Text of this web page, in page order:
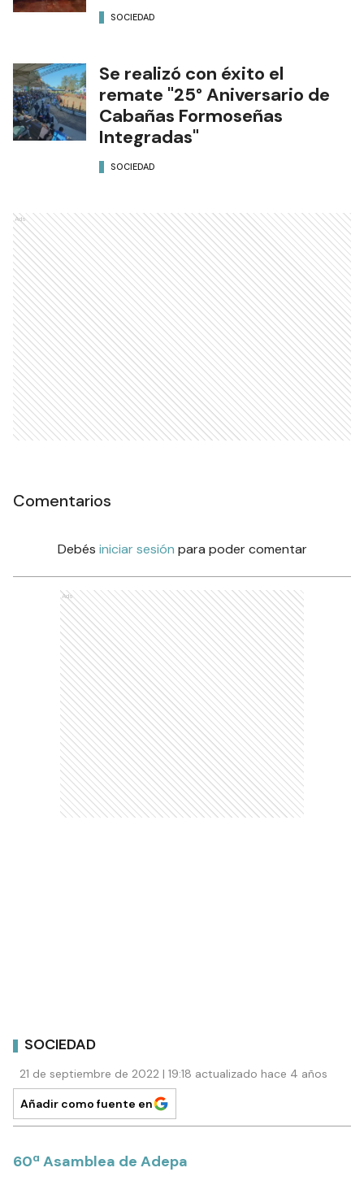
SOCIEDAD
Se realizó con éxito el
remate "25° Aniversario de
Cabañas Formoseñas
Integradas"
SOCIEDAD
Ads
Comentarios
Debés iniciar sesión para poder comentar
Ads
SOCIEDAD
21 de septiembre de 2022 | 19:18 actualizado hace 4 años
Añadir como fuente en
60ª Asamblea de Adepa